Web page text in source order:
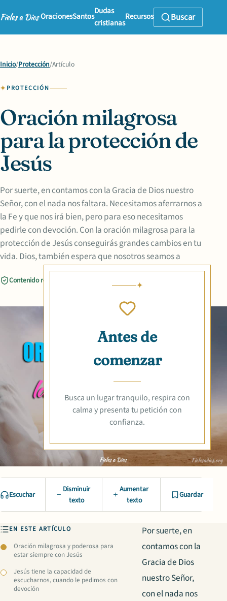
OracionesSantos
Dudas
cristianas
Recursos Buscar
Inicio/Protección/Artículo
PROTECCIÓN
Oración milagrosa
para la protección de
Jesús
Por suerte, en contamos con la Gracia de Dios nuestro
Señor, con el nada nos faltara. Necesitamos aferrarnos a
la Fe y que nos irá bien, pero para eso necesitamos
pedirle con devoción. Con la oración milagrosa para la
protección de Jesús conseguirás grandes cambios en tu
vida. Dios, también espera que nosotros seamos a
Contenido revisado
Antes de
comenzar
Busca un lugar tranquilo, respira con
calma y presenta tu petición con
confianza.
Escuchar
Disminuir
texto
Aumentar
texto
Guardar
EN ESTE ARTÍCULO
Oración milagrosa y poderosa para
estar siempre con Jesús
Jesús tiene la capacidad de
escucharnos, cuando le pedimos con
devoción
Por suerte, en
contamos con la
Gracia de Dios
nuestro Señor,
con el nada nos